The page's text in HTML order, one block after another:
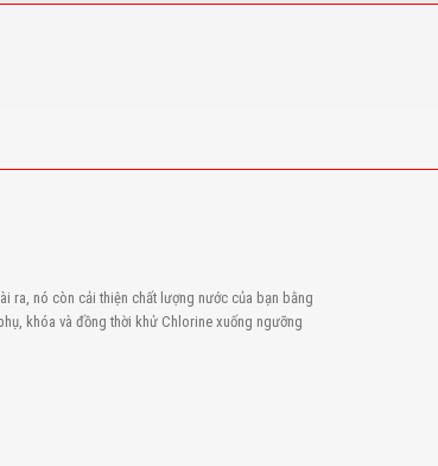
ra, nó còn cải thiện chất lượng nước của bạn bằng
khóa và đồng thời khử Chlorine xuống ngưỡng